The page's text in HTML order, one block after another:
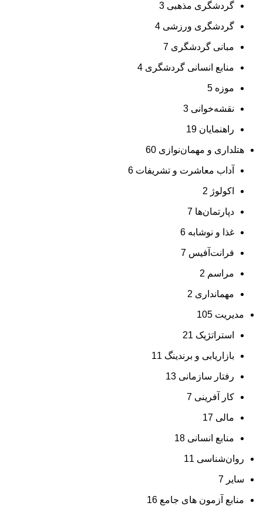
گردشگری مذهبی 3
گردشگری ورزشی 4
مبانی گردشگری 7
منابع انسانی گردشگری 4
موزه 5
نقشه‌خوانی 3
راهنمایان 19
هتلداری و مهمان‌نوازی 60
آداب معاشرت و تشریفات 6
اکولوژ 2
دپارتمان‌ها 7
غذا و نوشابه 6
فرانت‌آفیس 7
مراسم 2
مهمانداری 2
مدیریت 105
استراتژیک 21
بازاریابی و برندینگ 11
رفتار سازمانی 13
کار آفرینی 7
مالی 17
منابع انسانی 18
روان‌شناسی 11
سایر 7
منابع آزمون های جامع 16